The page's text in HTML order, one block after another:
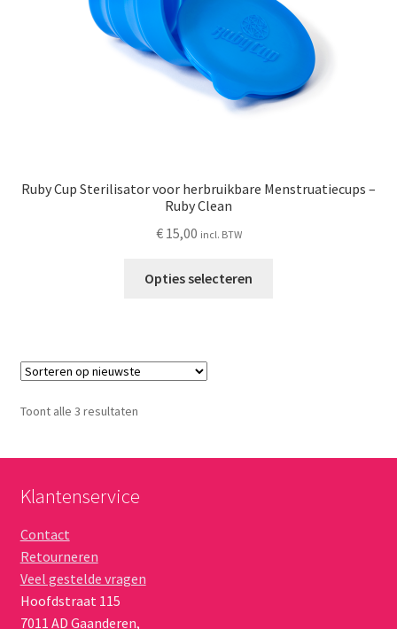
Ruby Cup Sterilisator voor herbruikbare Menstruatiecups –
Ruby Clean
€15,00 incl. BTW
Opties selecteren
Toont alle 3 resultatenGesorteerd
Klantenservice
Contact
Retourneren
Veel gestelde vragen
Hoofdstraat 115
7011 AD Gaanderen,